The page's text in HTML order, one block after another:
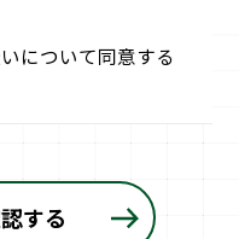
について同意する
する